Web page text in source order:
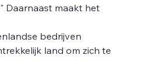
Daarnaast maakt het
bedrijven
land om zich te